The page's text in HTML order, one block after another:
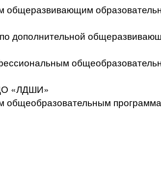
общеразвивающим
дополнительной
«ЛДШИ»
общеобразовательным